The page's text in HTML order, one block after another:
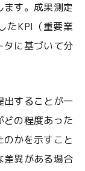
ます。成果測定
たKPI（重要業
タに基づいて分
出することが一
の程度あった
かを示すこと
差異がある場合